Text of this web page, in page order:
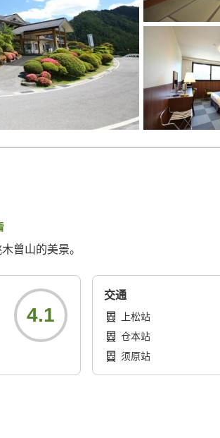
曾山的美景。
4.1
交通
上松站
仓本站
须原站